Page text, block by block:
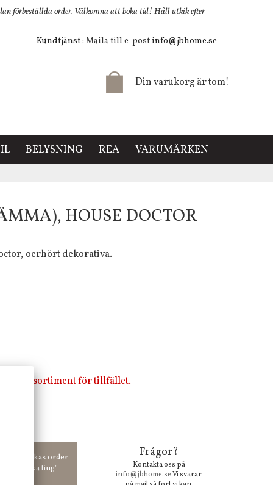
förbeställda order. Välkomna att boka tid! Håll utkik efter
Kundtjänst: Maila till e-post info@jbhome.se
Din varukorg är tom!
BELYSNING REA VARUMÄRKEN
HOUSE DOCTOR
oerhört dekorativa.
i vårt sortiment för tillfället.
kr skickas order
"unika ting"
Frågor?
Kontakta oss på
info@jbhome.seVi svarar